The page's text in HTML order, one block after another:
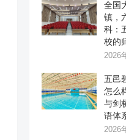
全国
镇，
科：
校的
2026
五邑
怎么
与剑
语体
2026